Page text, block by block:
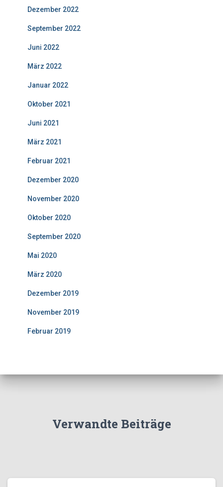
Dezember 2022
September 2022
Juni 2022
März 2022
Januar 2022
Oktober 2021
Juni 2021
März 2021
Februar 2021
Dezember 2020
November 2020
Oktober 2020
September 2020
Mai 2020
März 2020
Dezember 2019
November 2019
Februar 2019
Verwandte Beiträge